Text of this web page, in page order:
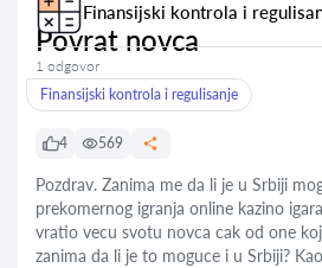
Finansijski kontrola i
Povrat novca
1 odgovor
Finansijski kontrola i regulisanje
4 569
Pozdrav. Zanima me da li je u Srbiji
prekomernog igranja online kazino
vratio vecu svotu novca cak od one
zanima da li je to moguce i u Srbiji?